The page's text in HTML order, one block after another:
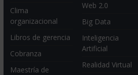
Clima
organizacional
Libros de gerencia
Cobranza
Maestría de
Web 2.0
Big Data
Inteligencia
Artificial
Realidad Virtual